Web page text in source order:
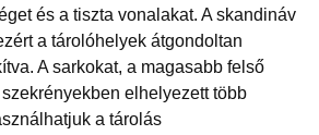
és a tiszta vonalakat. A skandináv
a tárolóhelyek átgondoltan
A sarkokat, a magasabb felső
elhelyezett több
a tárolás